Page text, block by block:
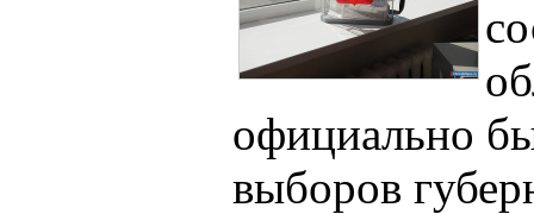
официально
выборов